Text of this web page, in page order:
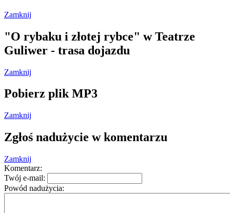
Zamknij
"O rybaku i złotej rybce" w Teatrze
Guliwer - trasa dojazdu
Zamknij
Pobierz plik MP3
Zamknij
Zgłoś nadużycie w komentarzu
Zamknij
Komentarz:
Twój e-mail:
Powód nadużycia: